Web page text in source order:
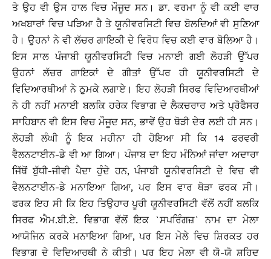
ਤੇ ਉਹ ਵੀ ਉਸ ਹਾਲ ਵਿਚ ਮੌਜੂਦ ਸਨ। ਡਾ. ਵਰਮਾ ਨੂੰ ਵੀ ਕਈ ਵਾਰ
ਅਖਬਾਰਾਂ ਵਿਚ ਪੜਿਆ ਹੈ ਤੇ ਯੂਨੀਵਰਸਿਟੀ ਵਿਚ ਬੋਲਦਿਆਂ ਵੀ ਸੁਣਿਆ
ਹੈ। ਉਹਨਾਂ ਨੇ ਵੀ ਲੱਚਰ ਗਾਇਕੀ ਦੇ ਵਿਰੋਧ ਵਿਚ ਕਈ ਵਾਰ ਬੋਲਿਆ ਹੈ।
ਇਸ ਸਾਲ ਪੰਜਾਬੀ ਯੂਨੀਵਰਸਿਟੀ ਵਿਚ ਮਨਾਈ ਗਈ ਲੋਹੜੀ ਉੱਪਰ
ਉਹਨਾਂ ਲੱਚਰ ਗਾਇਕਾਂ ਦੇ ਗੀਤਾਂ ਉੱਪਰ ਹੀ ਯੂਨੀਵਰਸਿਟੀ ਦੇ
ਵਿਦਿਆਰਥੀਆਂ ਨੇ ਠੁਮਕੇ ਲਗਾਏ। ਇਹ ਲੋਹੜੀ ਸਿਰਫ ਵਿਦਿਆਰਥੀਆਂ
ਨੇ ਹੀ ਨਹੀਂ ਮਨਾਈ ਬਲਕਿ ਹਰੇਕ ਵਿਭਾਗ ਦੇ ਲੈਕਚਰਾਰ ਅਤੇ ਪ੍ਰੋਫੈਸਰ
ਸਾਹਿਬਾਨ ਵੀ ਇਸ ਵਿਚ ਮੌਜੂਦ ਸਨ, ਭਾਵੇਂ ਉਹ ਥੋੜੀ ਦੇਰ ਲਈ ਹੀ ਸਨ।
ਲੋਹੜੀ ਲੰਘੀ ਨੂੰ ਇਕ ਮਹੀਨਾ ਹੀ ਹੋਇਆ ਸੀ ਕਿ 14 ਫਰਵਰੀ
ਵੈਲਨਟਾਈਨ-ਡੇ ਵੀ ਆ ਗਿਆ। ਪੰਜਾਬ ਦਾ ਇਹ ਮੰਨਿਆਂ ਜਾਂਦਾ ਅਦਾਰਾ
ਜਿੱਥੋਂ ਬੁੱਧੀ-ਜੀਵੀ ਪੈਦਾ ਹੁੰਦੇ ਹਨ, ਪੰਜਾਬੀ ਯੂਨੀਵਰਸਿਟੀ ਦੇ ਵਿਚ ਵੀ
ਵੈਲਨਟਾਈਨ-ਡੇ ਮਨਾਇਆ ਗਿਆ, ਪਰ ਇਸ ਵਾਰ ਥੋੜਾ ਫਰਕ ਸੀ।
ਫਰਕ ਇਹ ਸੀ ਕਿ ਇਹ ਤਿਉਹਾਰ ਪੂਰੀ ਯੂਨੀਵਰਸਿਟੀ ਵੱਲੋਂ ਨਹੀਂ ਬਲਕਿ
ਸਿਰਫ ਐਮ.ਬੀ.ਏ. ਵਿਭਾਗ ਵੱਲੋਂ ਇਕ `ਸਪਰਿੰਗਜ਼` ਨਾਮ ਦਾ ਮੇਲਾ
ਆਯੋਜਿਨ ਕਰਕੇ ਮਨਾਇਆ ਗਿਆ, ਪਰ ਇਸ ਮੇਲੇ ਵਿਚ ਸ਼ਿਰਕਤ ਹਰ
ਵਿਭਾਗ ਦੇ ਵਿਦਿਆਰਥੀ ਨੇ ਕੀਤੀ। ਪਰ ਇਹ ਮੇਲਾ ਵੀ ਯੋ-ਯੋ ਸ਼ਹਿਦ